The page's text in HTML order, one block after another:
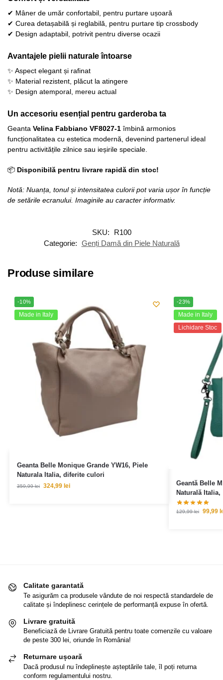
✔ Mâner de umăr confortabil, pentru purtare ușoară
✔ Curea detașabilă și reglabilă, pentru purtare tip crossbody
✔ Design adaptabil, potrivit pentru diverse ocazii
Avantajele pielii naturale întoarse
✨ Aspect elegant și rafinat
✨ Material rezistent, plăcut la atingere
✨ Design atemporal, mereu actual
Un accesoriu esențial pentru garderoba ta
Geanta Velina Fabbiano VF8027-1îmbină armonios
funcționalitatea cu estetica modernă, devenind partenerul ideal
pentru activitățile zilnice sau ieșirile speciale.
📦 Disponibilă pentru livrare rapidă din stoc!
Notă: Nuanța, tonul și intensitatea culorii pot varia ușor în funcție
de setările ecranului. Imaginile au caracter informativ.
SKU:
R100
Categorie: Genți Damă din Piele Naturală
Produse similare
-10%
Made in Italy
Geanta Belle Monique Grande YW16, Piele
Naturala Italia, diferite culori
359,99lei 324,99 lei
-23%
Made in Italy
Lichidare Stoc
Geantă Belle
Naturală
129,99lei 99,99
Calitate garantată
Te asigurăm ca produsele vândute de noi respectă standardele de
calitate și îndeplinesc cerințele de performanță expuse în ofertă.
Livrare gratuită
Beneficiază de Livrare Gratuită pentru toate comenzile cu valoare
de peste 300 lei, oriunde în România!
Returnare ușoară
Dacă produsul nu îndeplinește așteptările tale, îl poți returna
conform regulamentului nostru.